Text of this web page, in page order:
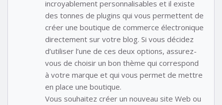
incroyablement personnalisables et il existe
des tonnes de plugins qui vous permettent de
créer une boutique de commerce électronique
directement sur votre blog. Si vous décidez
d’utiliser l’une de ces deux options, assurez-
vous de choisir un bon thème qui correspond
à votre marque et qui vous permet de mettre
en place une boutique.
Vous souhaitez créer un nouveau site Web ou